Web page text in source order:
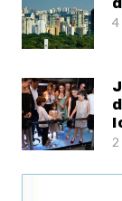
4